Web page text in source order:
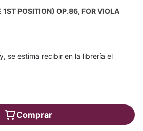
1ST POSITION) OP.86, FOR VIOLA
se estima recibir en la librería el
Comprar